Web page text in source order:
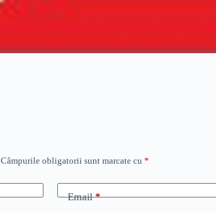
Câmpurile obligatorii sunt marcate cu *
Email*